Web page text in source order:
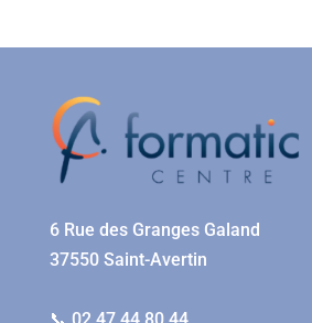
6 Rue des Granges Galand
37550 Saint-Avertin